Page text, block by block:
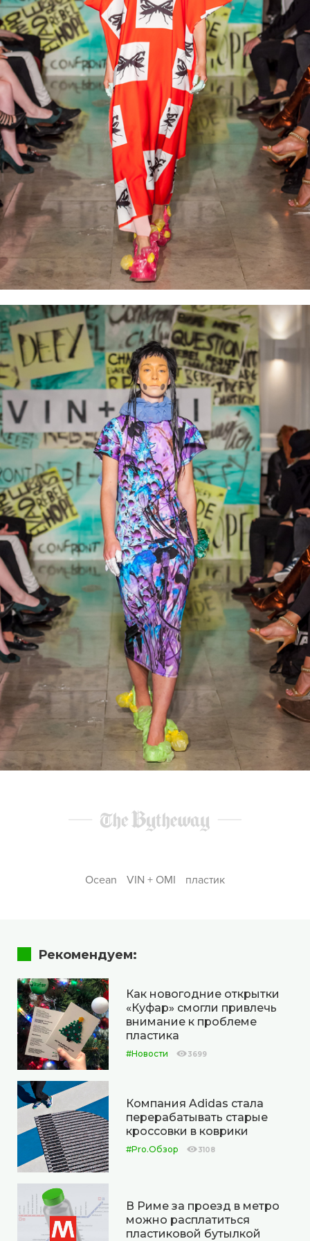
Ocean VIN + OMI пластик
Рекомендуем:
Как новогодние открытки
«Куфар» смогли привлечь
внимание к проблеме
пластика
#Новости 3699
Компания Adidas стала
перерабатывать старые
кроссовки в коврики
#Pro.Обзор 3108
В Риме за проезд в метро
можно расплатиться
пластиковой бутылкой